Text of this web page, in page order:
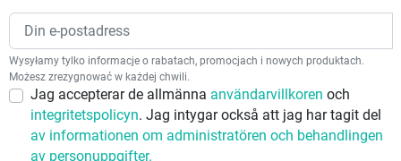
Wysyłamy tylko informacje o rabatach, promocjach i nowych produktach.
Możesz zrezygnować w każdej chwili.
Jag accepterar de allmänna användarvillkoren och
integritetspolicyn. Jag intygar också att jag har tagit del
av informationen om administratören och behandlingen
av personuppgifter.